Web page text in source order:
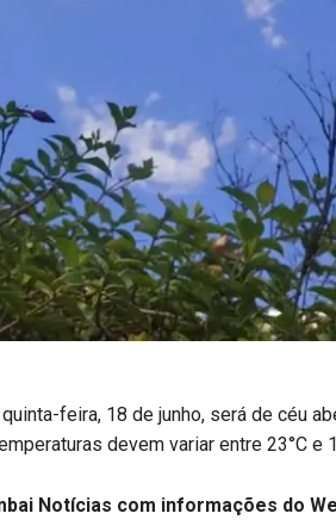
feira, 18 de junho, será de céu
devem variar entre 23°C e
Notícias com informações do